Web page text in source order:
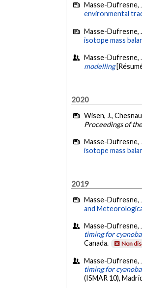
Masse-Dufresne,
environmental
Masse-Dufresne,
isotope mass
Masse-Dufresne,
modelling
2020
Wisen, J.,
Proceedings of
Masse-Dufresne,
isotope mass
2019
Masse-Dufresne,
and
Masse-Dufresne,
timing for
Canada.
Non
Masse-Dufresne,
timing for
(ISMAR 10),